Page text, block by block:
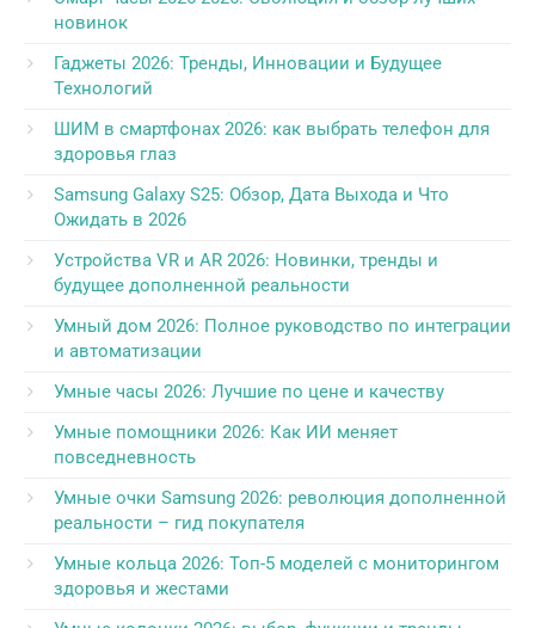
новинок
Гаджеты 2026: Тренды, Инновации и Будущее
Технологий
ШИМ в смартфонах 2026: как выбрать телефон для
здоровья глаз
Samsung Galaxy S25: Обзор, Дата Выхода и Что
Ожидать в 2026
Устройства VR и AR 2026: Новинки, тренды и
будущее дополненной реальности
Умный дом 2026: Полное руководство по интеграции
и автоматизации
Умные часы 2026: Лучшие по цене и качеству
Умные помощники 2026: Как ИИ меняет
повседневность
Умные очки Samsung 2026: революция дополненной
реальности – гид покупателя
Умные кольца 2026: Топ-5 моделей с мониторингом
здоровья и жестами